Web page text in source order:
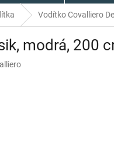
Vodítko Covalliero
modrá, 200